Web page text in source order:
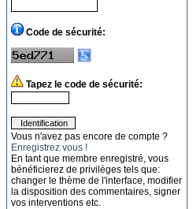
Code de sécurité:
Tapez le code de sécurité:
Vous n'avez pas encore de compte ?
Enregistrez vous !
En tant que membre enregistré, vous
bénéficierez de privilèges tels que:
changer le thème de l'interface, modifier
la disposition des commentaires, signer
vos interventions etc.